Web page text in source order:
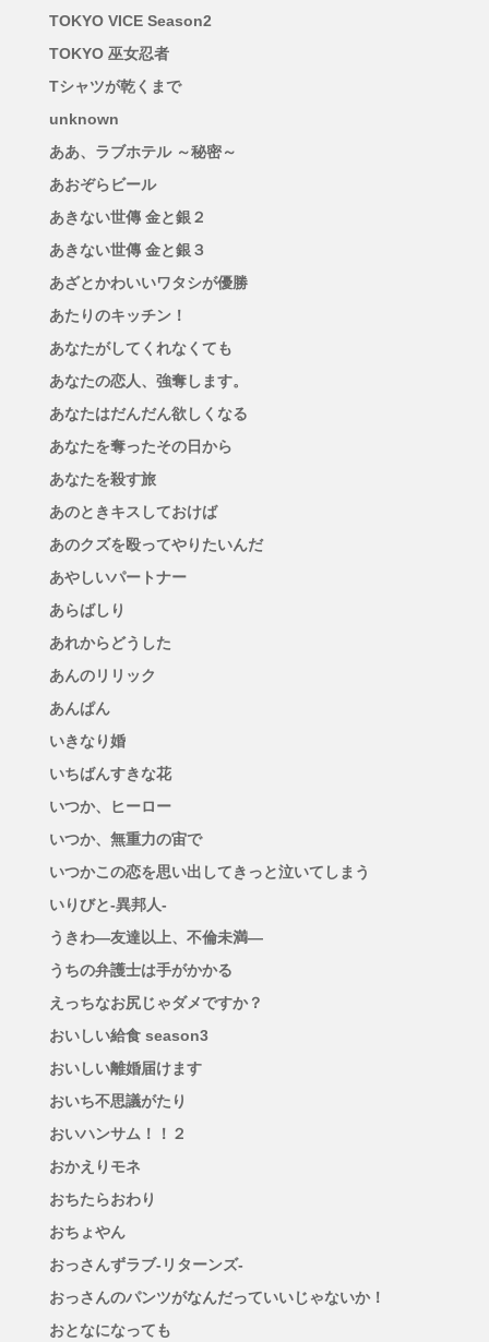
TOKYO VICE Season2
TOKYO 巫女忍者
Tシャツが乾くまで
unknown
ああ、ラブホテル ～秘密～
あおぞらビール
あきない世傳 金と銀２
あきない世傳 金と銀３
あざとかわいいワタシが優勝
あたりのキッチン！
あなたがしてくれなくても
あなたの恋人、強奪します。
あなたはだんだん欲しくなる
あなたを奪ったその日から
あなたを殺す旅
あのときキスしておけば
あのクズを殴ってやりたいんだ
あやしいパートナー
あらばしり
あれからどうした
あんのリリック
あんぱん
いきなり婚
いちばんすきな花
いつか、ヒーロー
いつか、無重力の宙で
いつかこの恋を思い出してきっと泣いてしまう
いりびと-異邦人-
うきわ―友達以上、不倫未満―
うちの弁護士は手がかかる
えっちなお尻じゃダメですか？
おいしい給食 season3
おいしい離婚届けます
おいち不思議がたり
おいハンサム！！２
おかえりモネ
おちたらおわり
おちょやん
おっさんずラブ-リターンズ-
おっさんのパンツがなんだっていいじゃないか！
おとなになっても